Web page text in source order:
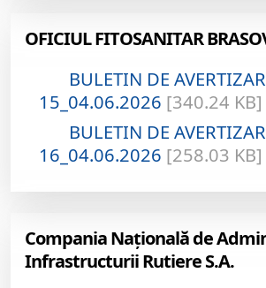
OFICIUL FITOSANITAR
BULETIN DE
15_04.06.2026 [340.24 KB]
BULETIN DE
16_04.06.2026 [258.03 KB]
Compania Națională de
Infrastructurii Rutiere S.A.